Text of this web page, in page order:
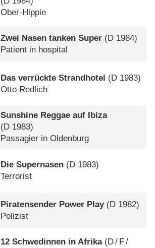
Ober-Hippie
Zwei Nasen tanken Super (D 1984)
Patient in hospital
Das verrückte Strandhotel (D 1983)
Otto Redlich
Sunshine Reggae auf Ibiza
(D 1983)
Passagier in Oldenburg
Die Supernasen (D 1983)
Terrorist
Piratensender Power Play(D 1982)
Polizist
12 Schwedinnen in Afrika(D/ F/